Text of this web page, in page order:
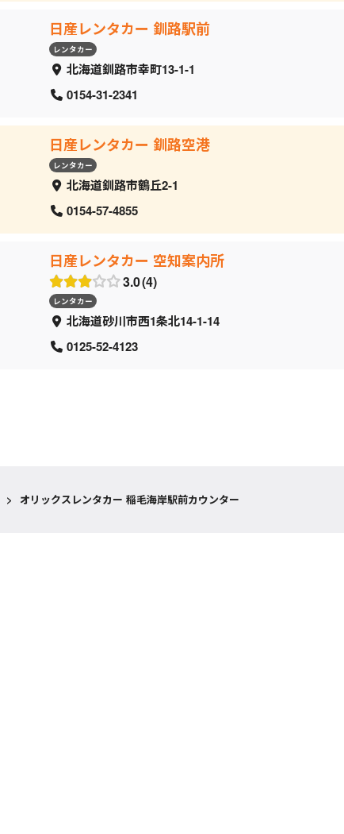
日産レンタカー 釧路駅前
レンタカー
北海道釧路市幸町13-1-1
0154-31-2341
日産レンタカー 釧路空港
レンタカー
北海道釧路市鶴丘2-1
0154-57-4855
日産レンタカー 空知案内所
3.0 4
レンタカー
北海道砂川市西1条北14-1-14
0125-52-4123
> オリックスレンタカー 稲毛海岸駅前カウンター